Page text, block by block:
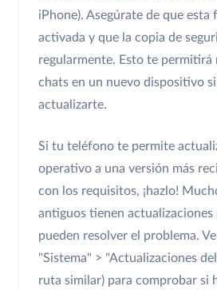
iPhone). Asegúrate de que esta
activada y que la copia de
regularmente. Esto te permitirá
chats en un nuevo dispositivo
actualizarte.
Si tu teléfono te permite
operativo a una versión más
con los requisitos, ¡hazlo!
antiguos tienen actualizaciones
pueden resolver el problema.
"Sistema" > "Actualizaciones
ruta similar) para comprobar si